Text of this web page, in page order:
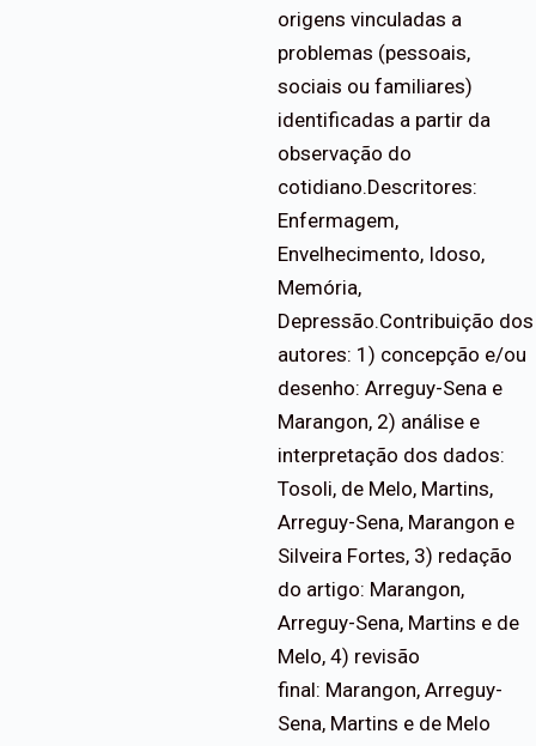
origens vinculadas a
problemas (pessoais,
sociais ou familiares)
identificadas a partir da
observação do
cotidiano.Descritores:
Enfermagem,
Envelhecimento, Idoso,
Memória,
Depressão.Contribuição dos
autores: 1) concepção e/ou
desenho: Arreguy-Sena e
Marangon, 2) análise e
interpretação dos dados:
Tosoli, de Melo, Martins,
Arreguy-Sena, Marangon e
Silveira Fortes, 3) redação
do artigo: Marangon,
Arreguy-Sena, Martins e de
Melo, 4) revisão
final: Marangon, Arreguy-
Sena, Martins e de Melo